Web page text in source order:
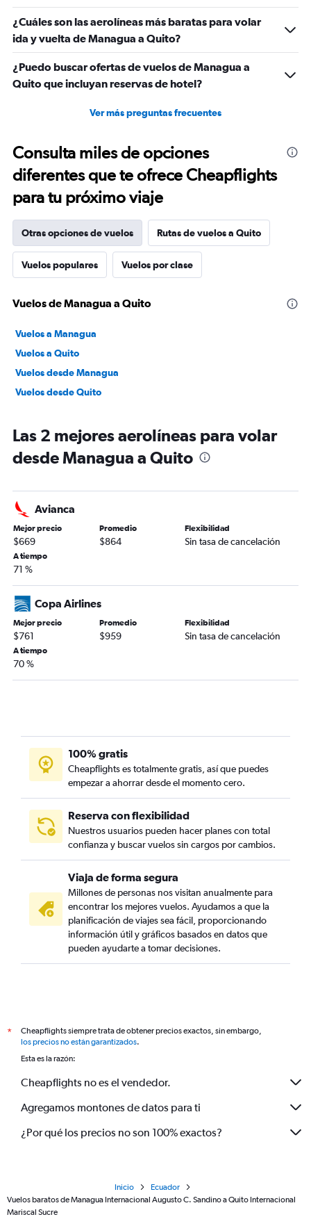
¿Cuáles son las aerolíneas más baratas para volar
ida y vuelta de Managua a Quito?
¿Puedo buscar ofertas de vuelos de Managua a
Quito que incluyan reservas de hotel?
Ver más preguntas frecuentes
Consulta miles de opciones
diferentes que te ofrece Cheapflights
para tu próximo viaje
Otras opciones de vuelos Rutas de vuelos a Quito
Vuelos populares Vuelos por clase
Vuelos de Managua a Quito
Vuelos a Managua
Vuelos a Quito
Vuelos desde Managua
Vuelos desde Quito
Las 2 mejores aerolíneas para volar
desde Managua a Quito
Avianca
Mejor precio
$669
Promedio
$864
Flexibilidad
Sin tasa de cancelación
A tiempo
71 %
Copa Airlines
Mejor precio
$761
Promedio
$959
Flexibilidad
Sin tasa de cancelación
A tiempo
70 %
100% gratis
Cheapflights es totalmente gratis, así que puedes
empezar a ahorrar desde el momento cero.
Reserva con flexibilidad
Nuestros usuarios pueden hacer planes con total
confianza y buscar vuelos sin cargos por cambios.
Viaja de forma segura
Millones de personas nos visitan anualmente para
encontrar los mejores vuelos. Ayudamos a que la
planificación de viajes sea fácil, proporcionando
información útil y gráficos basados en datos que
pueden ayudarte a tomar decisiones.
*
Cheapflights siempre trata de obtener precios exactos, sin embargo,
los precios no están garantizados.
Esta es la razón:
Cheapflights no es el vendedor.
Agregamos montones de datos para ti
¿Por qué los precios no son 100% exactos?
Inicio
Ecuador
Vuelos baratos de Managua Internacional Augusto C. Sandino a Quito Internacional
Mariscal Sucre